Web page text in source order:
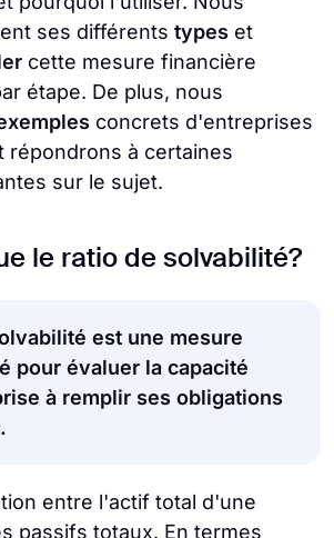
ses différents types et
cette mesure financière
étape. De plus, nous
concrets d'entreprises
répondrons à certaines
sur le sujet.
le ratio de solvabilité?
est une mesure
pour évaluer la capacité
à remplir ses obligations
entre l'actif total d'une
passifs totaux. En termes